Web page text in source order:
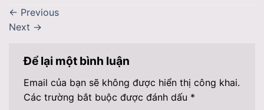
← Previous
Next →
Để lại một bình luận
Email của bạn sẽ không được hiển thị công khai.
Các trường bắt buộc được đánh dấu *